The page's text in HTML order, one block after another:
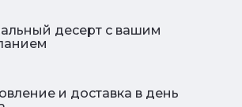
десерт с вашим
и доставка в день